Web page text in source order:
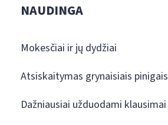
NAUDINGA
Mokesčiai ir jų dydžiai
Atsiskaitymas grynaisiais pinigais
Dažniausiai užduodami klausimai